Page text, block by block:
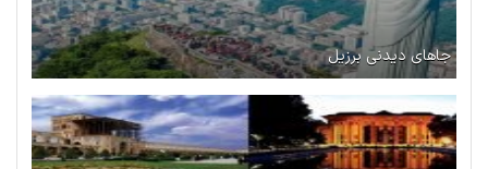
جاهای دیدنی برزیل